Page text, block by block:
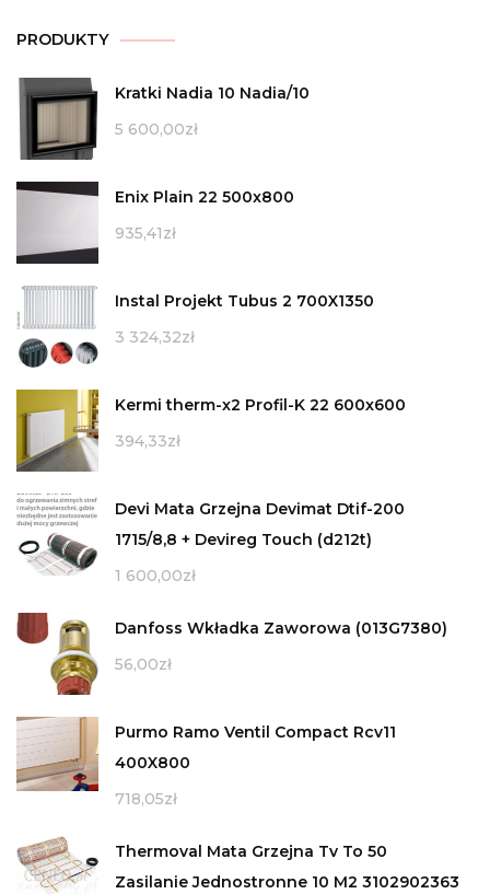
PRODUKTY
Kratki Nadia 10 Nadia/10
5 600,00zł
Enix Plain 22 500x800
935,41zł
Instal Projekt Tubus 2 700X1350
3 324,32zł
Kermi therm-x2 Profil-K 22 600x600
394,33zł
Devi Mata Grzejna Devimat Dtif-200
1715/8,8 + Devireg Touch (d212t)
1 600,00zł
Danfoss Wkładka Zaworowa (013G7380)
56,00zł
Purmo Ramo Ventil Compact Rcv11
400X800
718,05zł
Thermoval Mata Grzejna Tv To 50
Zasilanie Jednostronne 10 M2 3102902363